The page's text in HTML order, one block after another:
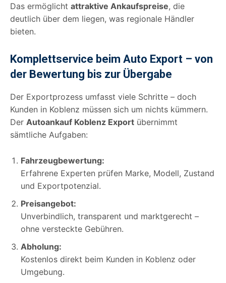
Das ermöglicht attraktive Ankaufspreise, die
deutlich über dem liegen, was regionale Händler
bieten.
Komplettservice beim Auto Export – von
der Bewertung bis zur Übergabe
Der Exportprozess umfasst viele Schritte – doch
Kunden in Koblenz müssen sich um nichts kümmern.
Der Autoankauf Koblenz Export übernimmt
sämtliche Aufgaben:
Fahrzeugbewertung:
Erfahrene Experten prüfen Marke, Modell, Zustand
und Exportpotenzial.
Preisangebot:
Unverbindlich, transparent und marktgerecht –
ohne versteckte Gebühren.
Abholung:
Kostenlos direkt beim Kunden in Koblenz oder
Umgebung.